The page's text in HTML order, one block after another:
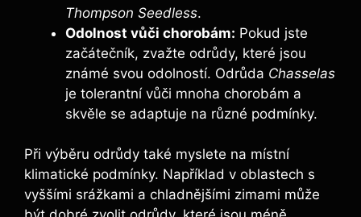
Thompson Seedless.
Odolnost vůči chorobám: Pokud jste
začátečník, zvažte odrůdy, které jsou
známé svou odolností. Odrůda Chasselas
je tolerantní vůči mnoha chorobám a
skvěle ‍se adaptuje na ‍různé podmínky.
Při výběru odrůdy také ⁢myslete na místní
klimatické ‍podmínky. Například v oblastech s
vyššími srážkami a chladnějšími zimami může